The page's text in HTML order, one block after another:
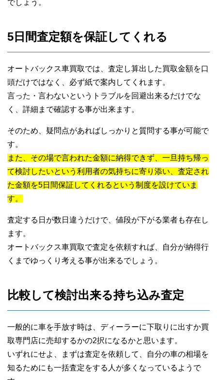
30代男性
オートバックス車買取
オートバックス車買取
30代男性
でしょう。
5日間査定額を保証してくれる
オートバックス車買取では、査定し算出した買取金額を口
頭だけではなく、必ず紙で案内してくれます。
言った・言わないというトラブルを回避出来るだけでな
く、詳細まで確認する事が出来ます。
そのため、疑問点があればしっかりと質問する事が可能で
す。
また、その場で言われた金額に納得できず、一旦持ち帰っ
て検討したいという利用者の気持ちに寄り添い、査定され
た金額を5日間保証してくれるという制度を設けていま
す。
査定する日が数日違うだけで、値段が下がる業者も存在し
ます。
オートバックス車買取で査定を依頼すれば、自分が納得行
くまでゆっくり考える事が出来るでしょう。
比較して検討出来る持ち込み査定
一般的に車を手放す時は、ディーラーに下取りに出すか買
取専門店に売却するかの2択になるかと思います。
いずれにせよ、まずは査定を依頼して、自分の車の相場を
知るためにも一括査定をする人が多くなっているようで